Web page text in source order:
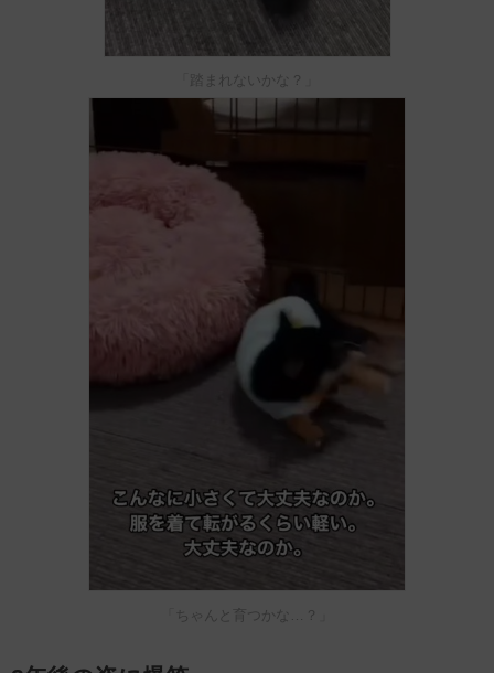
「踏まれないかな？」
「ちゃんと育つかな…？」